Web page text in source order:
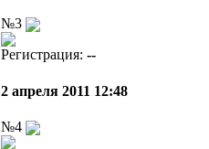
№3
Регистрация: --
2 апреля 2011 12:48
№4